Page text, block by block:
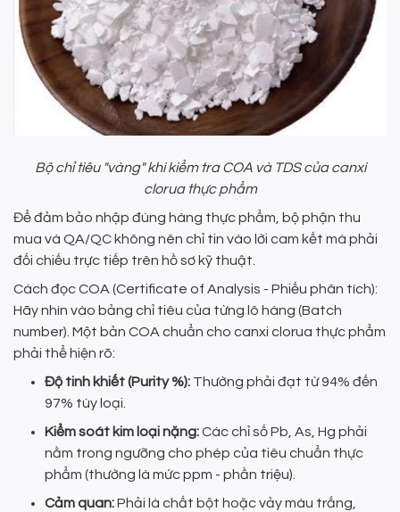
Bộ chỉ tiêu "vàng" khi kiểm tra COA và TDS của canxi
clorua thực phẩm
Để đảm bảo nhập đúng hàng thực phẩm, bộ phận thu
mua và QA/QC không nên chỉ tin vào lời cam kết mà phải
đối chiếu trực tiếp trên hồ sơ kỹ thuật.
Cách đọc COA (Certificate of Analysis - Phiếu phân tích):
Hãy nhìn vào bảng chỉ tiêu của từng lô hàng (Batch
number). Một bản COA chuẩn cho canxi clorua thực phẩm
phải thể hiện rõ:
Độ tinh khiết (Purity %): Thường phải đạt từ 94% đến
97% tùy loại.
Kiểm soát kim loại nặng:Các chỉ số Pb, As, Hg phải
nằm trong ngưỡng cho phép của tiêu chuẩn thực
phẩm (thường là mức ppm - phần triệu).
Cảm quan:Phải là chất bột hoặc vảy màu trắng,